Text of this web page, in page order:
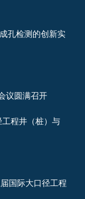
孔检测的创新实
议圆满召开
程井（桩）与
国际大口径工程